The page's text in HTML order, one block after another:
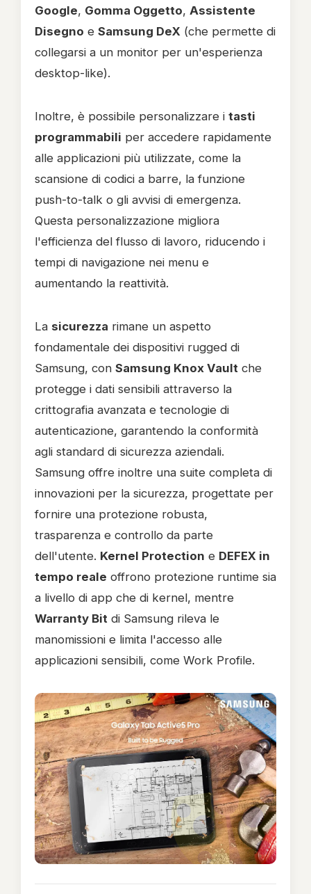
Google, Gomma Oggetto, Assistente
Disegno e Samsung DeX (che permette di
collegarsi a un monitor per un'esperienza
desktop-like).
Inoltre, è possibile personalizzare i tasti
programmabili per accedere rapidamente
alle applicazioni più utilizzate, come la
scansione di codici a barre, la funzione
push-to-talk o gli avvisi di emergenza.
Questa personalizzazione migliora
l'efficienza del flusso di lavoro, riducendo i
tempi di navigazione nei menu e
aumentando la reattività.
La sicurezza rimane un aspetto
fondamentale dei dispositivi rugged di
Samsung, con Samsung Knox Vault che
protegge i dati sensibili attraverso la
crittografia avanzata e tecnologie di
autenticazione, garantendo la conformità
agli standard di sicurezza aziendali.
Samsung offre inoltre una suite completa di
innovazioni per la sicurezza, progettate per
fornire una protezione robusta,
trasparenza e controllo da parte
dell'utente. Kernel Protection e DEFEX in
tempo reale offrono protezione runtime sia
a livello di app che di kernel, mentre
Warranty Bit di Samsung rileva le
manomissioni e limita l'accesso alle
applicazioni sensibili, come Work Profile.